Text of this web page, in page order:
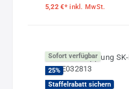
5,22 €*inkl. MwSt.
Sofort verfügbar
25%
Staffelrabatt sichern